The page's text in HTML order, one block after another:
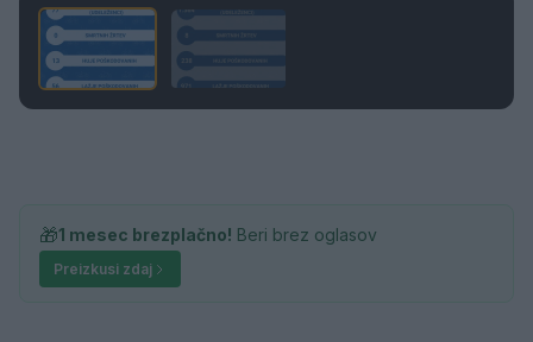
🎁1 mesec brezplačno! Beri brez oglasov
Preizkusi zdaj